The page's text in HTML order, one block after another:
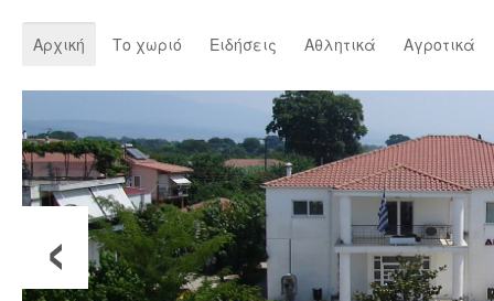
Αρχική Το χωριό Ειδήσεις Αθλητικά Αγροτικά
‹